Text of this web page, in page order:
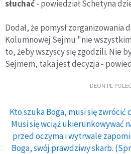
słuchać- powiedział Schetyna
Dodał, że pomysł zorganizowania
Kolumnowej Sejmu "nie
to, żeby wszyscy się zgodzili. Nie
Sejmem, taka jest decyzja -
DEON.PL
Kto szuka Boga, musi się zwrócić
Musi się wciąż ukierunkowywać
przed oczyma i wytrwale
Boga, swój prawdziwy skarb.